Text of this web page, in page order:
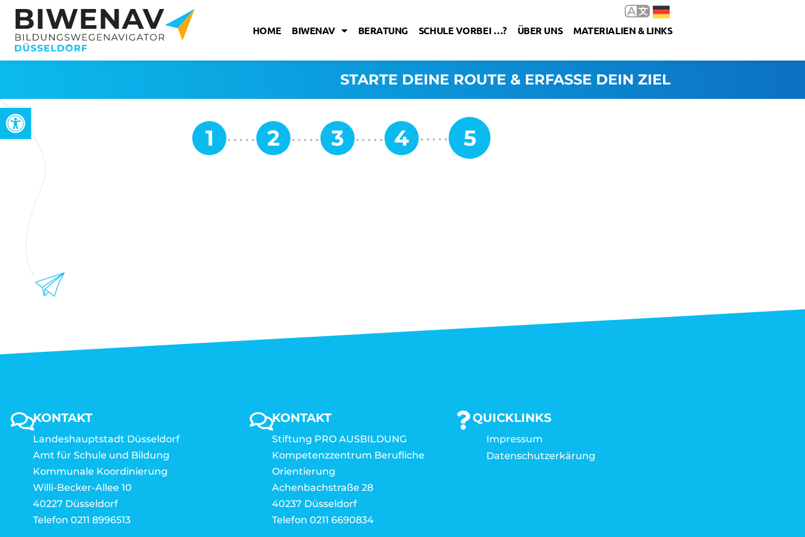
Open toolbar
HOME BIWENAV BERATUNG SCHULE VORBEI …? ÜBER UNS MATERIALIEN & LINKS
STARTE DEINE ROUTE & ERFASSE DEIN ZIEL
KONTAKT
Landeshauptstadt Düsseldorf
Amt für Schule und Bildung
Kommunale Koordinierung
Willi-Becker-Allee 10
40227 Düsseldorf
Telefon 0211 8996513
KONTAKT
Stiftung PRO AUSBILDUNG
Kompetenzzentrum Berufliche
Orientierung
Achenbachstraße 28
40237 Düsseldorf
Telefon 0211 6690834
QUICKLINKS
Impressum
Datenschutzerkärung